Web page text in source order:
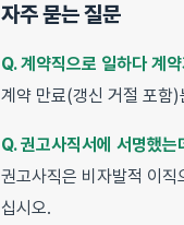
자주 묻는 질문
Q. 계약직으로 일하다 계
계약 만료(갱신 거절 포함
Q. 권고사직서에 서명했
권고사직은 비자발적 이
십시오.